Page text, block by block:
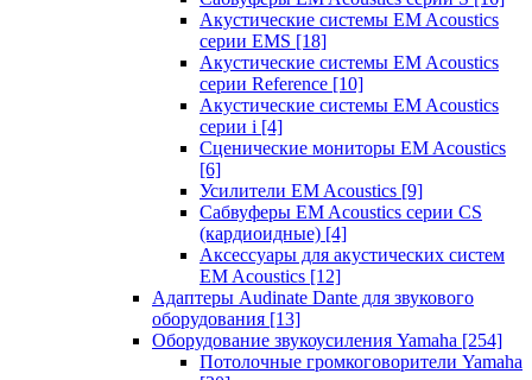
Акустические системы EM Acoustics
серии EMS [18]
Акустические системы EM Acoustics
серии Reference [10]
Акустические системы EM Acoustics
серии i [4]
Сценические мониторы EM Acoustics
[6]
Усилители EM Acoustics [9]
Сабвуферы EM Acoustics серии CS
(кардиоидные) [4]
Аксессуары для акустических систем
EM Acoustics [12]
Адаптеры Audinate Dante для звукового
оборудования [13]
Оборудование звукоусиления Yamaha [254]
Потолочные громкоговорители Yamaha